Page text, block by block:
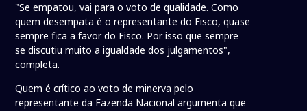
"Se empatou, vai para o voto de qualidade. Como
quem desempata é o representante do Fisco, quase
sempre fica a favor do Fisco. Por isso que sempre
se discutiu muito a igualdade dos julgamentos",
completa.
Quem é crítico ao voto de minerva pelo
representante da Fazenda Nacional argumenta que